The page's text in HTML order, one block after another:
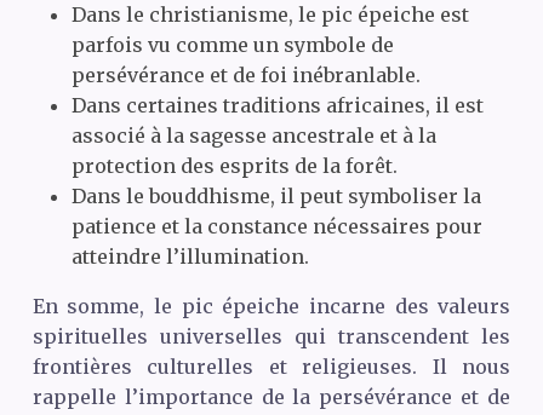
Dans le christianisme, le pic épeiche est
parfois vu comme un symbole de
persévérance et de foi inébranlable.
Dans certaines traditions africaines, il est
associé à la sagesse ancestrale et à la
protection des esprits de la forêt.
Dans le bouddhisme, il peut symboliser la
patience et la constance nécessaires pour
atteindre l’illumination.
En somme, le pic épeiche incarne des valeurs
spirituelles universelles qui transcendent les
frontières culturelles et religieuses. Il nous
rappelle l’importance de la persévérance et de